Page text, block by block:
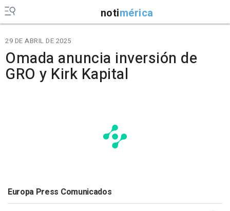
notimérica
29 DE ABRIL DE 2025
Omada anuncia inversión de
GRO y Kirk Kapital
Europa Press Comunicados